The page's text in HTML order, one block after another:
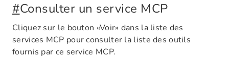
#Consulter un service MCP
Cliquez sur le bouton «Voir» dans la liste des
services MCP pour consulter la liste des outils
fournis par ce service MCP.